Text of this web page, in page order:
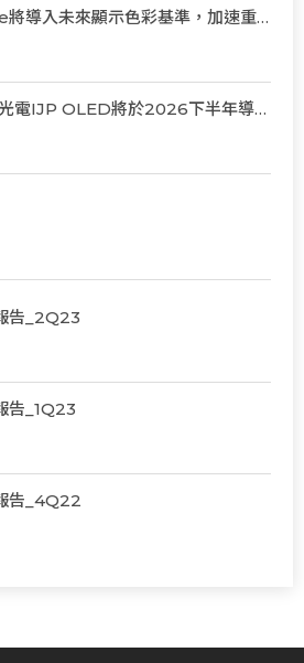
導入未來顯示色彩基準，加速重
IJP OLED將於2026下半年導入
韓系主導格局迎來挑戰
告_2Q23
告_1Q23
告_4Q22